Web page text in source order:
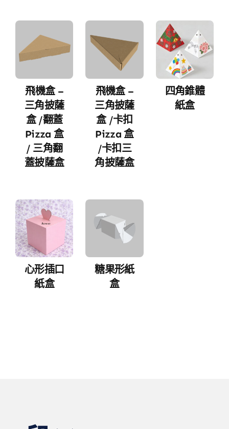
飛機盒 –
三角披薩
盒 /翻蓋
Pizza 盒
/ 三角翻
蓋披薩盒
飛機盒 –
三角披薩
盒 /卡扣
Pizza 盒
/卡扣三
角披薩盒
四角錐體
紙盒
心形插口
紙盒
糖果形紙
盒